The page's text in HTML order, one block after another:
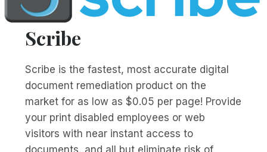
Scribe
Scribe is the fastest, most accurate digital
document remediation product on the
market for as low as $0.05 per page! Provide
your print disabled employees or web
visitors with near instant access to
documents, and all but eliminate risk of